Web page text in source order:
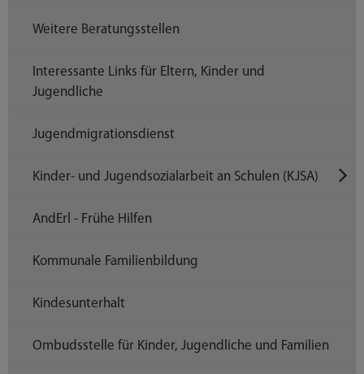
Weitere Beratungsstellen
Interessante Links für Eltern, Kinder und
Jugendliche
Jugendmigrationsdienst
Kinder- und Jugendsozialarbeit an Schulen (KJSA)
AndErl - Frühe Hilfen
Kommunale Familienbildung
Kindesunterhalt
Ombudsstelle für Kinder, Jugendliche und Familien